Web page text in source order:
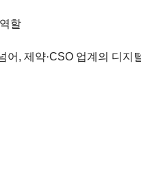
할
, 제약·CSO 업계의 디지